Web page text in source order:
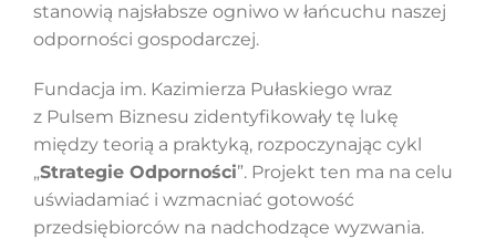
stanowią najsłabsze ogniwo w łańcuchu naszej
odporności gospodarczej.
Fundacja im. Kazimierza Pułaskiego wraz
z Pulsem Biznesu zidentyfikowały tę lukę
między teorią a praktyką, rozpoczynając cykl
„Strategie Odporności”. Projekt ten ma na celu
uświadamiać i wzmacniać gotowość
przedsiębiorców na nadchodzące wyzwania.